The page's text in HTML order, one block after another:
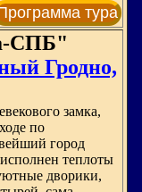
тура
СПБ"
Гродно,
замка,
по
город
теплоты
дворики,